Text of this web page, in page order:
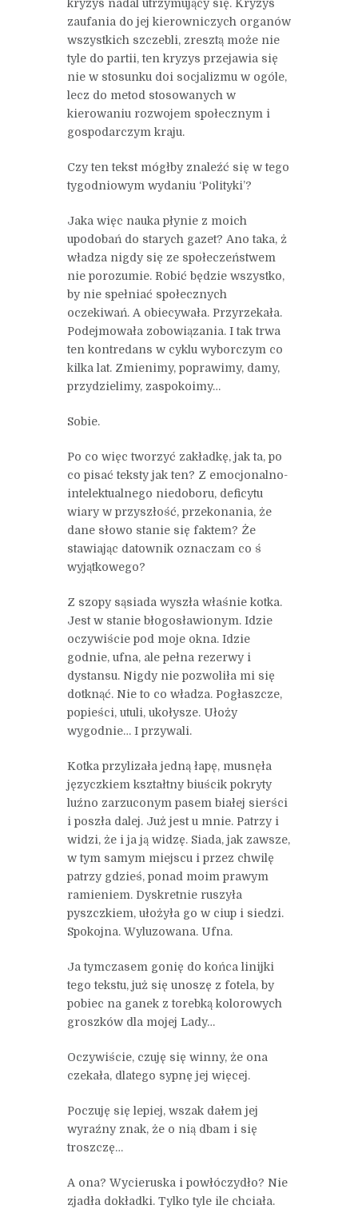
kryzys nadal utrzymujący się. Kryzys
zaufania do jej kierowniczych organów
wszystkich szczebli, zresztą może nie
tyle do partii, ten kryzys przejawia się
nie w stosunku doi socjalizmu w ogóle,
lecz do metod stosowanych w
kierowaniu rozwojem społecznym i
gospodarczym kraju.
Czy ten tekst mógłby znaleźć się w tego
tygodniowym wydaniu ‘Polityki’?
Jaka więc nauka płynie z moich
upodobań do starych gazet? Ano taka, ż
władza nigdy się ze społeczeństwem
nie porozumie. Robić będzie wszystko,
by nie spełniać społecznych
oczekiwań. A obiecywała. Przyrzekała.
Podejmowała zobowiązania. I tak trwa
ten kontredans w cyklu wyborczym co
kilka lat. Zmienimy, poprawimy, damy,
przydzielimy, zaspokoimy…
Sobie.
Po co więc tworzyć zakładkę, jak ta, po
co pisać teksty jak ten? Z emocjonalno-
intelektualnego niedoboru, deficytu
wiary w przyszłość, przekonania, że
dane słowo stanie się faktem? Że
stawiając datownik oznaczam co ś
wyjątkowego?
Z szopy sąsiada wyszła właśnie kotka.
Jest w stanie błogosławionym. Idzie
oczywiście pod moje okna. Idzie
godnie, ufna, ale pełna rezerwy i
dystansu. Nigdy nie pozwoliła mi się
dotknąć. Nie to co władza. Pogłaszcze,
popieści, utuli, ukołysze. Ułoży
wygodnie… I przywali.
Kotka przylizała jedną łapę, musnęła
języczkiem kształtny biuścik pokryty
luźno zarzuconym pasem białej sierści
i poszła dalej. Już jest u mnie. Patrzy i
widzi, że i ja ją widzę. Siada, jak zawsze,
w tym samym miejscu i przez chwilę
patrzy gdzieś, ponad moim prawym
ramieniem. Dyskretnie ruszyła
pyszczkiem, ułożyła go w ciup i siedzi.
Spokojna. Wyluzowana. Ufna.
Ja tymczasem gonię do końca linijki
tego tekstu, już się unoszę z fotela, by
pobiec na ganek z torebką kolorowych
groszków dla mojej Lady…
Oczywiście, czuję się winny, że ona
czekała, dlatego sypnę jej więcej.
Poczuję się lepiej, wszak dałem jej
wyraźny znak, że o nią dbam i się
troszczę…
A ona? Wycieruska i powłóczydło? Nie
zjadła dokładki. Tylko tyle ile chciała.